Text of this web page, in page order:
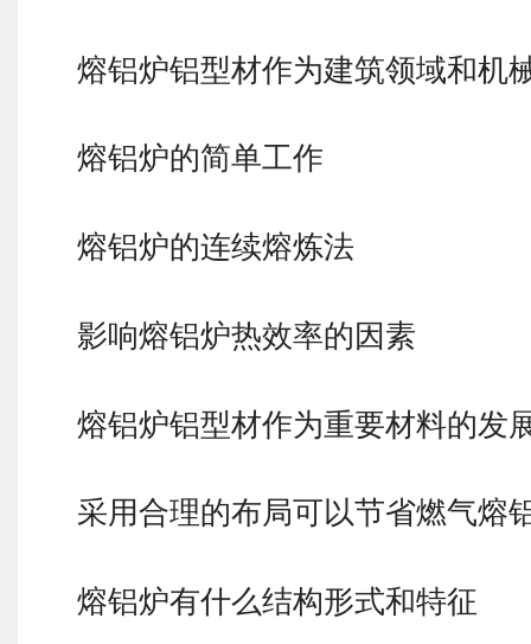
熔铝炉铝型材作为建筑领域和机
熔铝炉的简单工作
熔铝炉的连续熔炼法
影响熔铝炉热效率的因素
熔铝炉铝型材作为重要材料的发
采用合理的布局可以节省燃气熔
熔铝炉有什么结构形式和特征